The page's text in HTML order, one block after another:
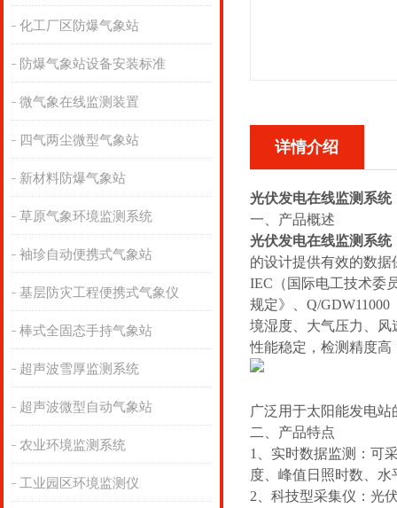
化工厂区防爆气象站
防爆气象站设备安装标准
微气象在线监测装置
四气两尘微型气象站
新材料防爆气象站
草原气象环境监测系统
袖珍自动便携式气象站
基层防灾工程便携式气象仪
棒式全固态手持气象站
超声波雪厚监测系统
超声波微型自动气象站
农业环境监测系统
工业园区环境监测仪
详情介绍
光伏发电在线监测系统
一、产品概述
光伏发电在线监测系统
的设计提供有效的数
IEC（国际电工技术委
规定》、Q/
境湿度、大气压力、
性能稳定，检测精度
广泛用于太阳能发电
二、产品特点
1、实时数据监测： 可
度、峰值日照时数、
2、科技型采集仪： 光